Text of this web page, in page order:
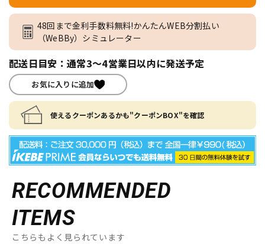
48回まで金利手数料無料!かんたんWEB分割払い
（WeBBy）シミュレーター
配送日目安：通常3～4営業日以内に発送予定
お気に入りに追加
使えるクーポンあるかも"クーポンBOX"を確認
RECOMMENDED
ITEMS
こちらもよく見られています